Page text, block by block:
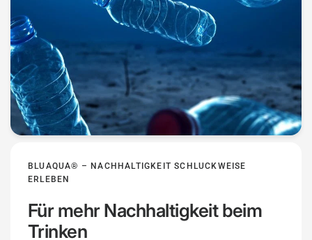
BLUAQUA® – NACHHALTIGKEIT SCHLUCKWEISE
ERLEBEN
Für mehr Nachhaltigkeit beim
Trinken